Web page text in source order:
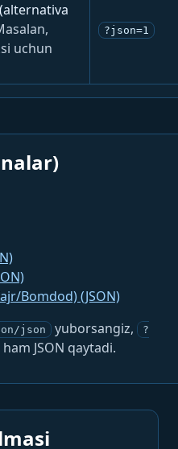
uchun
?json=1
Bomdod) (JSON)
json yuborsangiz,
?
JSON qaytadi.